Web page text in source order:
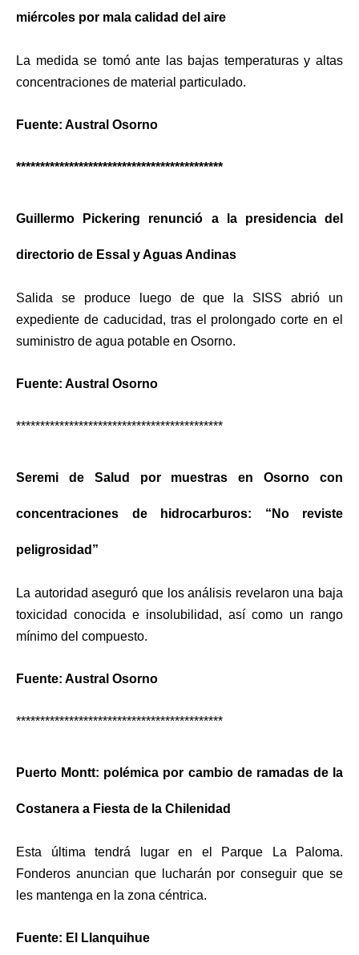
miércoles por mala calidad del aire
La medida se tomó ante las bajas temperaturas y altas
concentraciones de material particulado.
Fuente: Austral Osorno
*******************************************
Guillermo Pickering renunció a la presidencia del
directorio de Essal y Aguas Andinas
Salida se produce luego de que la SISS abrió un
expediente de caducidad, tras el prolongado corte en el
suministro de agua potable en Osorno.
Fuente: Austral Osorno
*******************************************
Seremi de Salud por muestras en Osorno con
concentraciones de hidrocarburos: “No reviste
peligrosidad”
La autoridad aseguró que los análisis revelaron una baja
toxicidad conocida e insolubilidad, así como un rango
mínimo del compuesto.
Fuente: Austral Osorno
*******************************************
Puerto Montt: polémica por cambio de ramadas de la
Costanera a Fiesta de la Chilenidad
Esta última tendrá lugar en el Parque La Paloma.
Fonderos anuncian que lucharán por conseguir que se
les mantenga en la zona céntrica.
Fuente: El Llanquihue